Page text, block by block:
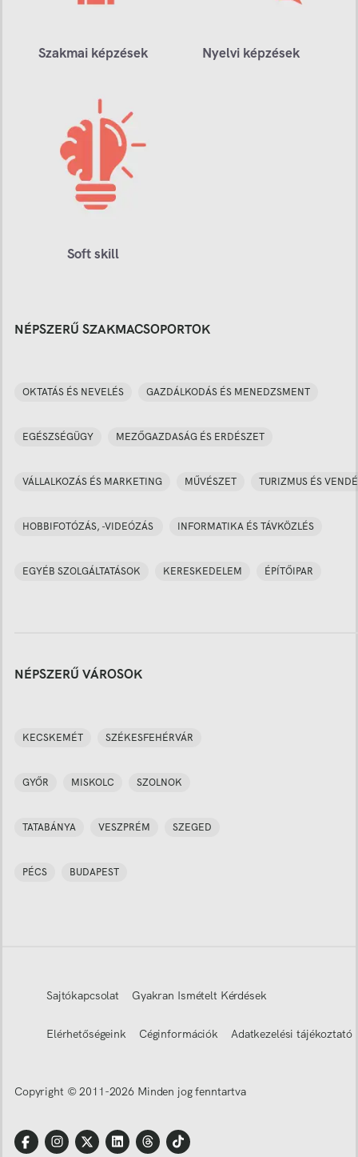
Szakmai képzések Nyelvi képzések
Soft skill
NÉPSZERŰ SZAKMACSOPORTOK
OKTATÁS ÉS NEVELÉS GAZDÁLKODÁS ÉS MENEDZSMENT
EGÉSZSÉGÜGY MEZŐGAZDASÁG ÉS ERDÉSZET
VÁLLALKOZÁS ÉS MARKETING MŰVÉSZET TURIZMUS ÉS
HOBBIFOTÓZÁS, -VIDEÓZÁS INFORMATIKA ÉS TÁVKÖZLÉS
EGYÉB SZOLGÁLTATÁSOK KERESKEDELEM ÉPÍTŐIPAR
NÉPSZERŰ VÁROSOK
KECSKEMÉT SZÉKESFEHÉRVÁR
GYŐR MISKOLC SZOLNOK
TATABÁNYA VESZPRÉM SZEGED
PÉCS BUDAPEST
Sajtókapcsolat Gyakran Ismételt Kérdések
Elérhetőségeink Céginformációk Adatkezelési tájékoztató
Copyright © 2011-2026 Minden jog fenntartva